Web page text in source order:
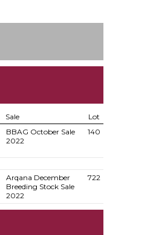
Sale
Lot
BBAG October Sale
2022
140
Arqana December
Breeding Stock Sale
2022
722